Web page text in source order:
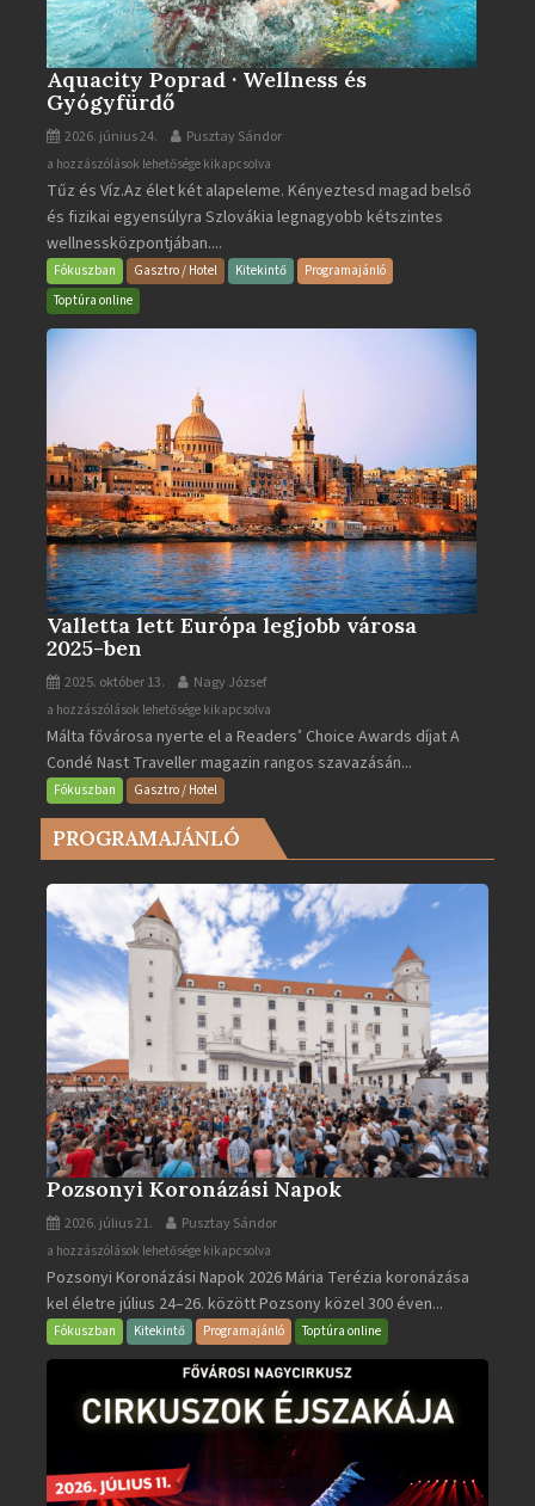
Aquacity Poprad · Wellness és
Gyógyfürdő
2026. június 24. Pusztay Sándor
Aquacity
Poprad
·
Wellness
és
Gyógyfürdő
a hozzászólások lehetősége kikapcsolva
Tűz és Víz.Az élet két alapeleme. Kényeztesd magad belső
és fizikai egyensúlyra Szlovákia legnagyobb kétszintes
wellnessközpontjában....
Fókuszban Gasztro / Hotel Kitekintő
Programajánló
Toptúra online
Valletta lett Európa legjobb városa
2025-ben
2025. október 13. Nagy József
Valletta
lett
Európa
legjobb
2025-
bejegyzéshez
a hozzászólások lehetősége kikapcsolva
Málta fővárosa nyerte el a Readers’ Choice Awards díjat A
Condé Nast Traveller magazin rangos szavazásán...
Fókuszban Gasztro / Hotel
PROGRAMAJÁNLÓ
Pozsonyi Koronázási Napok
2026. július 21. Pusztay Sándor
Pozsonyi
Koronázási
Napok
bejegyzéshez
a hozzászólások lehetősége kikapcsolva
Pozsonyi Koronázási Napok 2026 Mária Terézia koronázása
kel életre július 24–26. között Pozsony közel 300 éven...
Fókuszban Kitekintő Programajánló Toptúra online